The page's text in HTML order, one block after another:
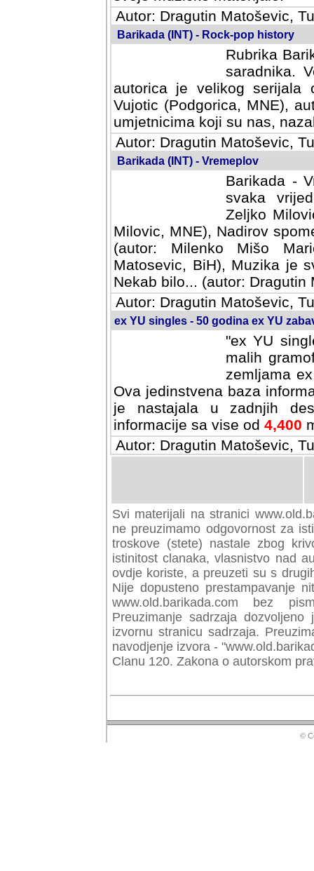
Autor: Dragutin Matoševic,
Barikada (INT) - Rock-pop history
Rubrika
saradnika.
autorica je velikog serijala
Vujotic (Podgorica, MNE),
umjetnicima koji su nas,
Autor: Dragutin Matoševic,
Barikada (INT) - Vremeplov
Barikada -
svaka
Milovic,
MNE), Nadirov spomenar
Milenko Mišo Maric, UK),
Muzika je svirala (autor:
(autor: Dragutin Matosevic,
Autor: Dragutin Matoševic,
ex YU singles - 50 godina ex YU
"ex YU
malih
zemljama
Ova jedinstvena baza
je nastajala u zadnjih
informacije sa vise od 4,400
Autor: Dragutin Matoševic,
Svi materijali na stranici
preuzimamo odgovornost za
troskove (stete) nastale zbog
istinitost clanaka, vlasnistvo nad
ovdje koriste, a preuzeti su s
Nije dopusteno prestampavanje
www.old.barikada.com bez
Preuzimanje sadrzaja
izvornu stranicu sadrzaja.
navodjenje izvora -
Clanu 120. Zakona o autorskom
©